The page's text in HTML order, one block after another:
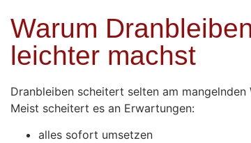
Warum
leichter machst
Dranbleiben scheitert selten am mangelnden
Meist scheitert es an Erwartungen:
alles sofort umsetzen